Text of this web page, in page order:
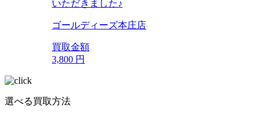
いただきました♪
ゴールディーズ本庄店
買取金額
3,800 円
選べる買取方法